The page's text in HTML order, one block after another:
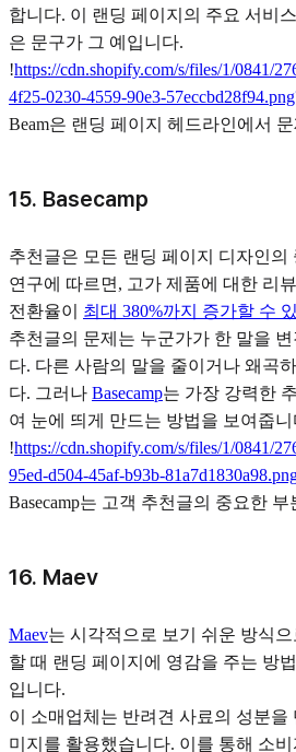
합니다. 이 랜딩 페이지의 주요 서비
은 문구가 그 예입니다.
!https://cdn.shopify.com/s/files/1/0841/
4f25-0230-4559-90e3-
Beam은 랜딩 페이지 헤드라인에서
15. Basecamp
추천글은 모든 랜딩 페이지 디자인의
연구에 따르면, 고가 제품에 대한 리
전환율이 최대 380%까지 증가할 수
추천글의 문제는 누군가가 한 말을
다. 다른 사람의 말을 줄이거나 왜곡
다. 그러나 Basecamp는 가장 강력한
여 눈에 띄게 만드는 방법을 보여줍니
!https://cdn.shopify.com/s/files/1/0841/
95ed-d504-45af-b93b-
Basecamp는 고객 추천글의 중요한
16. Maev
Maev는 시각적으로 보기 쉬운 방식
할 때 랜딩 페이지에 영감을 주는 방
입니다.
이 소매업체는 반려견 사료의 성분을
미지를 활용했습니다. 이를 통해 소